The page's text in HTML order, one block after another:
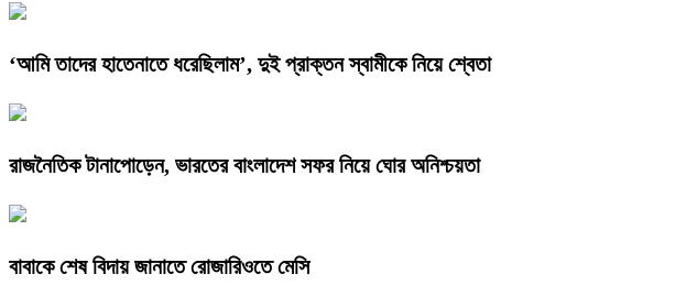
‘আমি তাদের হাতেনাতে ধরেছিলাম’, দুই প্রাক্তন স্বামীকে নিয়ে শ্বেতা
রাজনৈতিক টানাপোড়েন, ভারতের বাংলাদেশ সফর নিয়ে ঘোর অনিশ্চয়তা
বাবাকে শেষ বিদায় জানাতে রোজারিওতে মেসি